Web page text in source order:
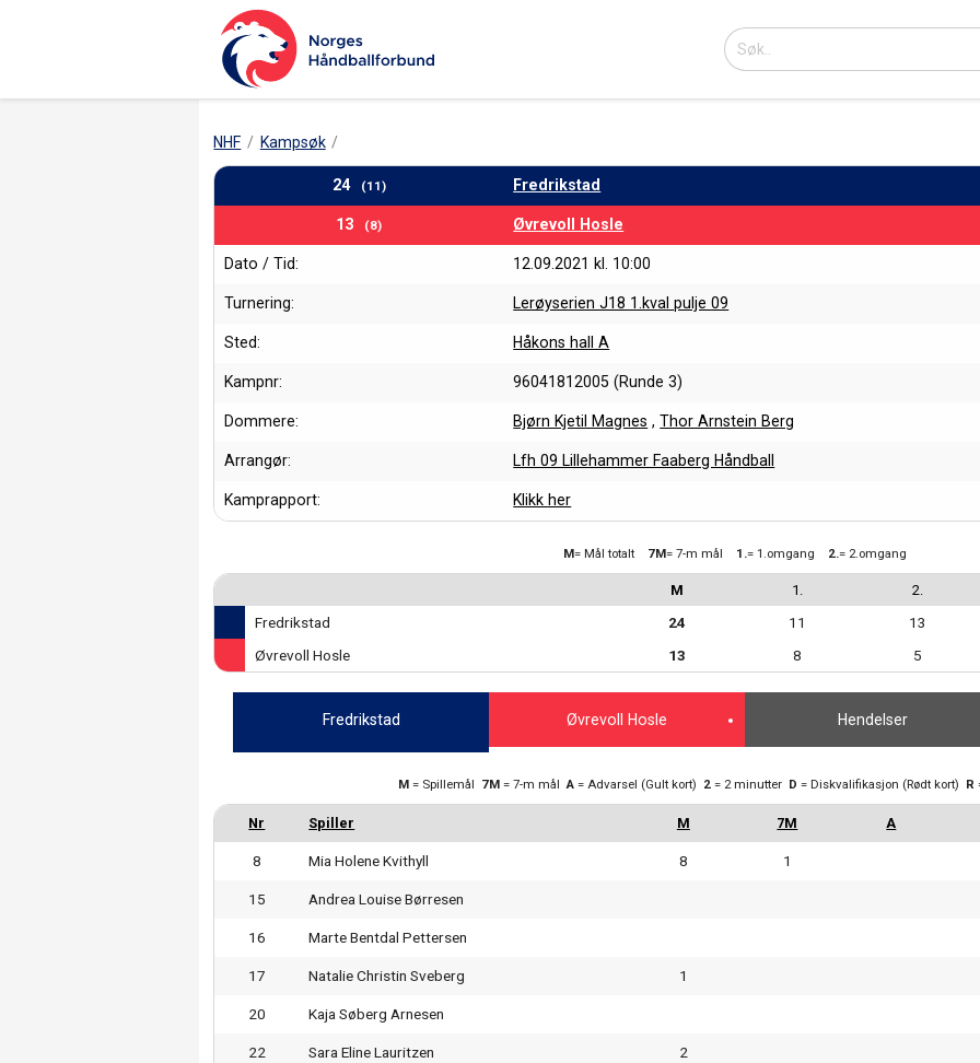
NHF Kampsøk
24 (11) Fredrikstad
13 (8) Øvrevoll Hosle
Dato / Tid: 12.09.2021 kl. 10:00
Turnering: Lerøyserien J18 1.kval pulje 09
Sted: Håkons hall A
Kampnr: 96041812005 (Runde 3)
Dommere: Bjørn Kjetil Magnes ,Thor Arnstein Berg
Arrangør: Lfh 09 Lillehammer Faaberg Håndball
Kamprapport: Klikk her
M 1. 2.
M= Mål totalt 7M= 7-m mål 1.= 1.omgang 2.= 2.omgang
Fredrikstad 24 11 13
Øvrevoll Hosle
13 8 5
Fredrikstad Øvrevoll Hosle Hendelser
8 Mia Holene Kvithyll 8 1
15 Andrea Louise Børresen
16 Marte Bentdal Pettersen
17 Natalie Christin Sveberg 1
20 Kaja Søberg Arnesen
22 Sara Eline Lauritzen 2
M= Spillemål 7M= 7-m mål A= Advarsel (Gult kort) 2= 2 minutter D = Diskvalifikasjon (Rødt kort) R